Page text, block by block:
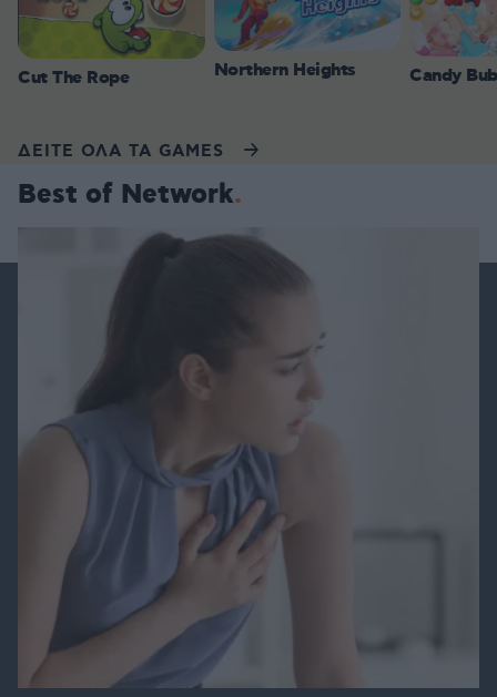
Cut The Rope Northern Heights Candy
ΔΕΙΤΕ ΟΛΑ ΤΑ GAMES
Best of Network